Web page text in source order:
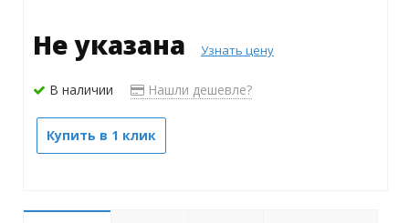
Не указана Узнать цену
В наличии Нашли дешевле?
Купить в 1 клик